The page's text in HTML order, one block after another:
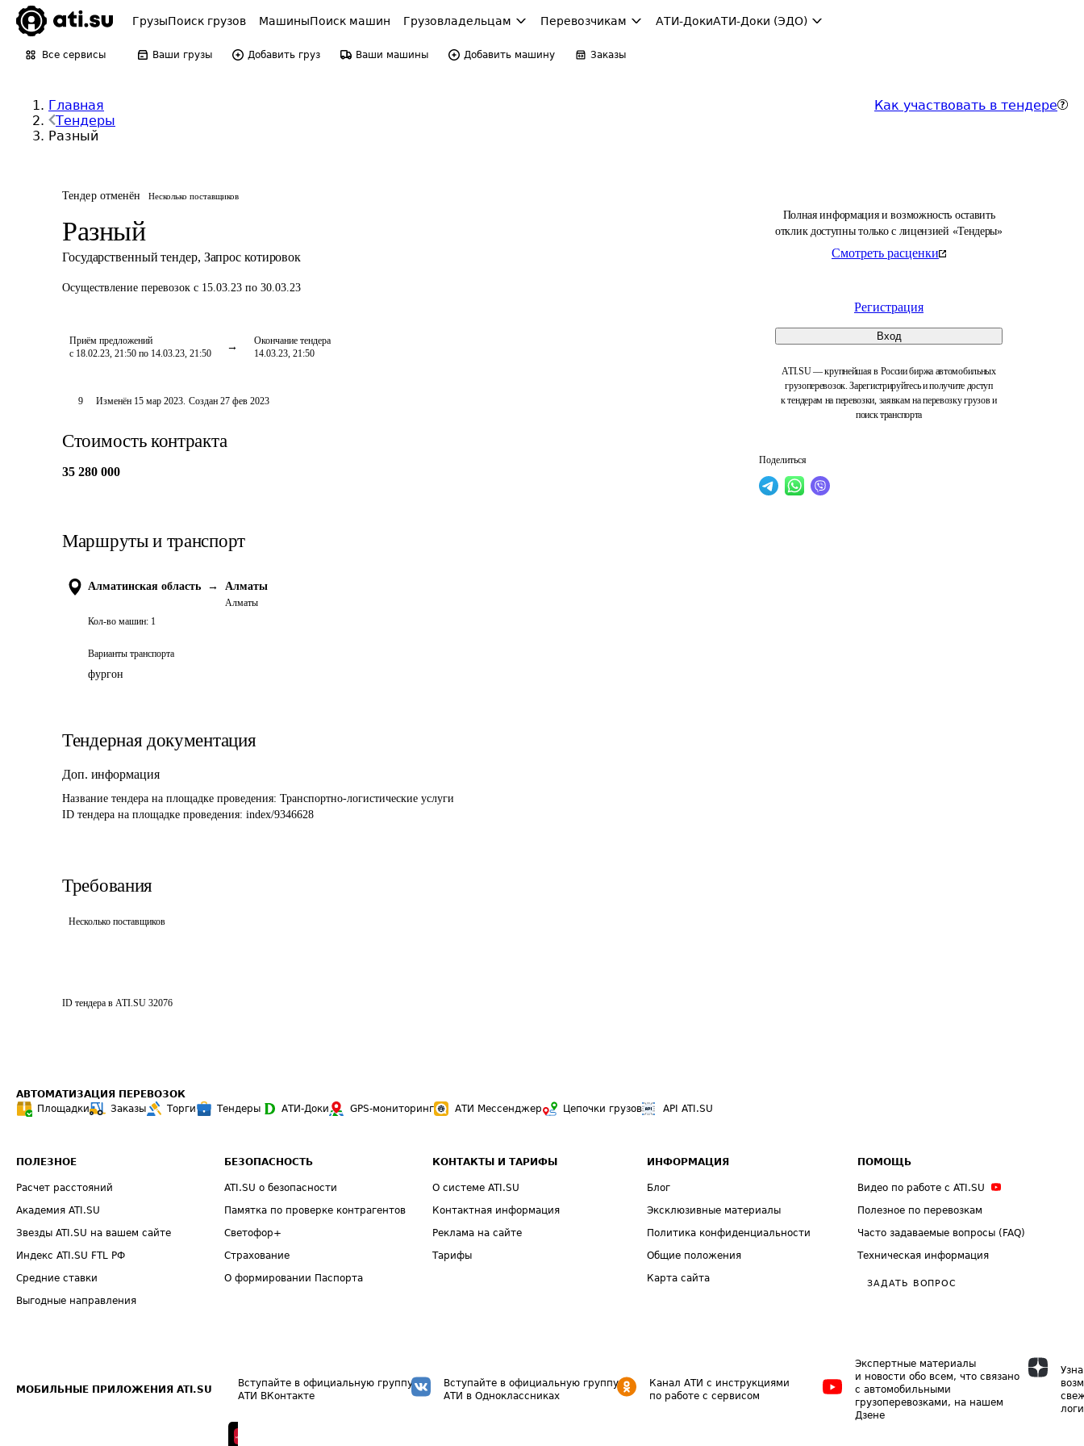
ГрузыПоиск грузов МашиныПоиск машин Грузовладельцам Перевозчикам АТИ-ДокиАТИ-Доки (ЭДО)
Все сервисы Ваши грузы Добавить груз Ваши машины Добавить машину Заказы
Главная
Тендеры
Разный
Как участвовать в тендере
Тендер отменён Несколько поставщиков
Разный
Государственный тендер, Запрос котировок
Осуществление перевозок с 15.03.23 по 30.03.23
Приём предложений
с 18.02.23, 21:50 по 14.03.23, 21:50
Окончание тендера
14.03.23, 21:50
Полная информация и возможность оставить
отклик доступны только с лицензией «Тендеры»
Смотреть расценки
Регистрация
Вход
ATI.SU — крупнейшая в России биржа автомобильных
грузоперевозок. Зарегистрируйтесь и получите доступ
к тендерам на перевозки, заявкам на перевозку грузов и
поиск транспорта
Поделиться
9 Изменён 15 мар 2023. Создан 27 фев 2023
Стоимость контракта
35 280 000
Маршруты и транспорт
Алматинская область → Алматы
Алматы
Кол-во машин: 1
Варианты транспорта
фургон
Тендерная документация
Доп. информация
Название тендера на площадке проведения: Транспортно-логистические услуги
ID тендера на площадке проведения: index/9346628
Требования
Несколько поставщиков
ID тендера в ATI.SU 32076
АВТОМАТИЗАЦИЯ ПЕРЕВОЗОК
Площадки
Заказы Торги Тендеры АТИ-Доки GPS-мониторинг АТИ Мессенджер Цепочки грузов API ATI.SU
ПОЛЕЗНОЕ
Расчет расстояний
Академия ATI.SU
Звезды ATI.SU на вашем сайте
Индекс ATI.SU FTL РФ
Средние ставки
Выгодные направления
БЕЗОПАСНОСТЬ
ATI.SU о безопасности
Памятка по проверке контрагентов
Светофор+
Страхование
О формировании Паспорта
КОНТАКТЫ И ТАРИФЫ
О системе ATI.SU
Контактная информация
Реклама на сайте
Тарифы
ИНФОРМАЦИЯ
Блог
Эксклюзивные материалы
Политика конфиденциальности
Общие положения
Карта сайта
ПОМОЩЬ
Видео по работе с ATI.SU
Полезное по перевозкам
Часто задаваемые вопросы (FAQ)
Техническая информация
ЗАДАТЬ ВОПРОС
МОБИЛЬНЫЕ ПРИЛОЖЕНИЯ ATI.SU
Вступайте в официальную группу
АТИ ВКонтакте
Вступайте в официальную группу
АТИ в Одноклассниках
Канал АТИ с инструкциями
по работе с сервисом
Экспертные материалы
и новости обо всем, что связано
с автомобильными
грузоперевозками, на нашем
Дзене